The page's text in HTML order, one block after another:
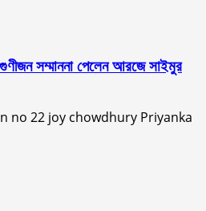
সম্মাননা পেলেন আরজে সাইমুর